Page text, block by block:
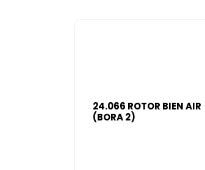
24.066 ROTOR BIEN AIR
(BORA 2)